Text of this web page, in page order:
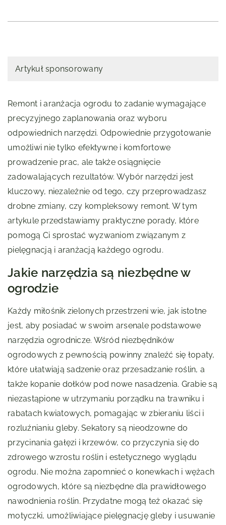
Artykuł sponsorowany
Remont i aranżacja ogrodu to zadanie wymagające
precyzyjnego zaplanowania oraz wyboru
odpowiednich narzędzi. Odpowiednie przygotowanie
umożliwi nie tylko efektywne i komfortowe
prowadzenie prac, ale także osiągnięcie
zadowalających rezultatów. Wybór narzędzi jest
kluczowy, niezależnie od tego, czy przeprowadzasz
drobne zmiany, czy kompleksowy remont. W tym
artykule przedstawiamy praktyczne porady, które
pomogą Ci sprostać wyzwaniom związanym z
pielęgnacją i aranżacją każdego ogrodu.
Jakie narzędzia są niezbędne w
ogrodzie
Każdy miłośnik zielonych przestrzeni wie, jak istotne
jest, aby posiadać w swoim arsenale podstawowe
narzędzia ogrodnicze. Wśród niezbędników
ogrodowych z pewnością powinny znaleźć się łopaty,
które ułatwiają sadzenie oraz przesadzanie roślin, a
także kopanie dołków pod nowe nasadzenia. Grabie są
niezastąpione w utrzymaniu porządku na trawniku i
rabatach kwiatowych, pomagając w zbieraniu liści i
rozluźnianiu gleby. Sekatory są nieodzowne do
przycinania gałęzi i krzewów, co przyczynia się do
zdrowego wzrostu roślin i estetycznego wyglądu
ogrodu. Nie można zapomnieć o konewkach i wężach
ogrodowych, które są niezbędne dla prawidłowego
nawodnienia roślin. Przydatne mogą też okazać się
motyczki, umożliwiające pielęgnację gleby i usuwanie